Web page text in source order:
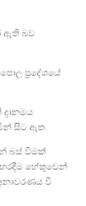
ඇති බව
ප්‍රදේශයේ
සිට ඇත.
බස් වීමක්
හේතුවෙන්
වී